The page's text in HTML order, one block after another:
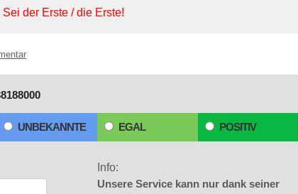
Sei der Erste / die Erste!
UNBEKANNTE EGAL POSITIV
Info:
Unsere Service kann nur dank seiner